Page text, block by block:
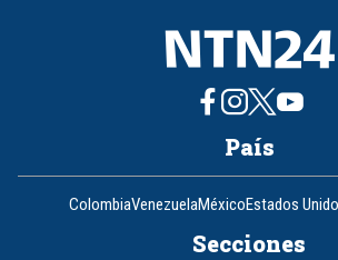
País
ColombiaVenezuelaMéxicoEstados
Secciones